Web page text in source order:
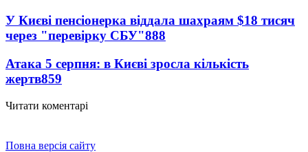
У Києві пенсіонерка віддала шахраям $18 тисяч
через "перевірку СБУ"888
Атака 5 серпня: в Києві зросла кількість
жертв859
Читати коментарі
Повна версія сайту